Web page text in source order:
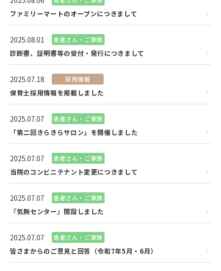
ファミリーマートのオープンにつきまして
2025.08.01 患者さん・ご家族
診断書、証明書等の受付・発行につきまして
2025.07.18 採用情報
保育士採用情報を掲載しました
2025.07.07 患者さん・ご家族
「第二回きらきらサロン」を開催しました
2025.07.07 患者さん・ご家族
当院のコンビニテナント変更につきまして
2025.07.07 患者さん・ご家族
『気胸センター』開設しました
2025.07.07 患者さん・ご家族
皆さまからのご意見と回答（令和7年5月・6月）